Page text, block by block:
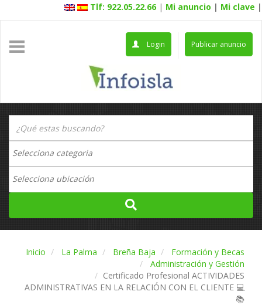
Tlf: 922.05.22.66 | Mi anuncio | Mi clave |
Publicar anuncio
Login
Inicio La Palma Breña Baja
Formación y Becas
Administración y Gestión
Certificado Profesional ACTIVIDADES
ADMINISTRATIVAS EN LA RELACIÓN CON EL CLIENTE 💻
📚